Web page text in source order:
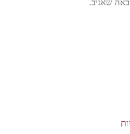
שאגיב.